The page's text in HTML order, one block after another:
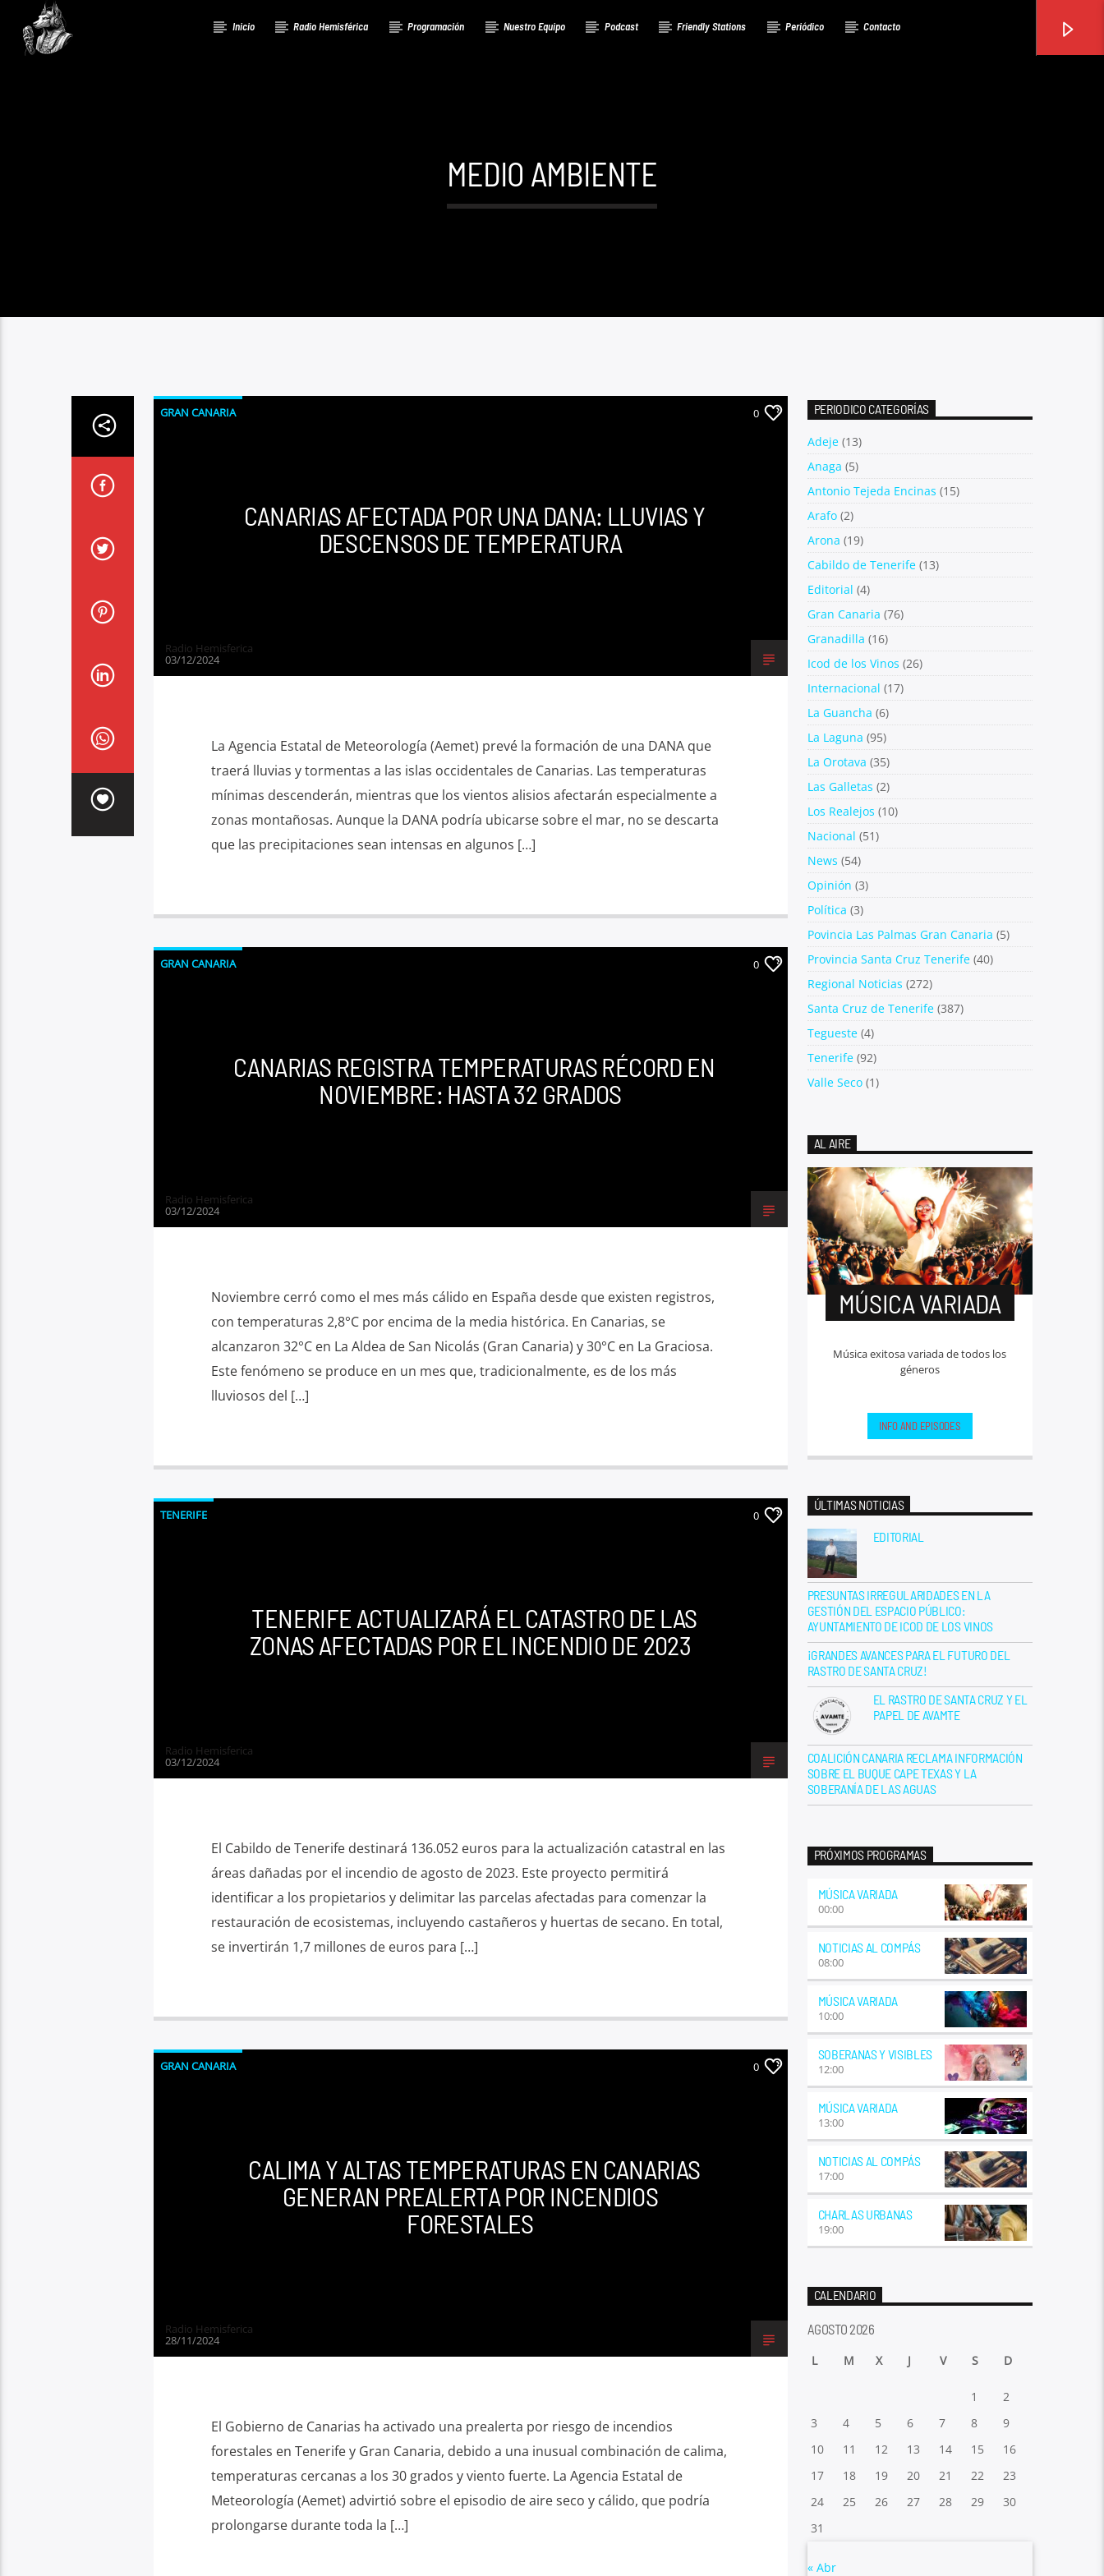
Inicio Radio Hemisférica Programación Nuestro Equipo Podcast Friendly Stations Periódico Contacto
MEDIO AMBIENTE
GRAN CANARIA 0
CANARIAS AFECTADA POR UNA DANA: LLUVIAS Y
DESCENSOS DE TEMPERATURA
Radio Hemisferica
03/12/2024
La Agencia Estatal de Meteorología (Aemet) prevé la formación de una DANA que
traerá lluvias y tormentas a las islas occidentales de Canarias. Las temperaturas
mínimas descenderán, mientras que los vientos alisios afectarán especialmente a
zonas montañosas. Aunque la DANA podría ubicarse sobre el mar, no se descarta
que las precipitaciones sean intensas en algunos […]
GRAN CANARIA 0
CANARIAS REGISTRA TEMPERATURAS RÉCORD EN
NOVIEMBRE: HASTA 32 GRADOS
Radio Hemisferica
03/12/2024
Noviembre cerró como el mes más cálido en España desde que existen registros,
con temperaturas 2,8°C por encima de la media histórica. En Canarias, se
alcanzaron 32°C en La Aldea de San Nicolás (Gran Canaria) y 30°C en La Graciosa.
Este fenómeno se produce en un mes que, tradicionalmente, es de los más
lluviosos del […]
TENERIFE 0
TENERIFE ACTUALIZARÁ EL CATASTRO DE LAS
ZONAS AFECTADAS POR EL INCENDIO DE 2023
Radio Hemisferica
03/12/2024
El Cabildo de Tenerife destinará 136.052 euros para la actualización catastral en las
áreas dañadas por el incendio de agosto de 2023. Este proyecto permitirá
identificar a los propietarios y delimitar las parcelas afectadas para comenzar la
restauración de ecosistemas, incluyendo castañeros y huertas de secano. En total,
se invertirán 1,7 millones de euros para […]
GRAN CANARIA 0
CALIMA Y ALTAS TEMPERATURAS EN CANARIAS
GENERAN PREALERTA POR INCENDIOS
FORESTALES
Radio Hemisferica
28/11/2024
El Gobierno de Canarias ha activado una prealerta por riesgo de incendios
forestales en Tenerife y Gran Canaria, debido a una inusual combinación de calima,
temperaturas cercanas a los 30 grados y viento fuerte. La Agencia Estatal de
Meteorología (Aemet) advirtió sobre el episodio de aire seco y cálido, que podría
prolongarse durante toda la […]
PERIODICO CATEGORÍAS
Adeje(13)
Anaga (5)
Antonio Tejeda Encinas (15)
Arafo(2)
Arona (19)
Cabildo de Tenerife(13)
Editorial (4)
Gran Canaria (76)
Granadilla (16)
Icod de los Vinos (26)
Internacional (17)
La Guancha (6)
La Laguna (95)
La Orotava (35)
Las Galletas (2)
Los Realejos (10)
Nacional (51)
News (54)
Opinión (3)
Política (3)
Povincia Las Palmas Gran Canaria (5)
Provincia Santa Cruz Tenerife(40)
Regional Noticias (272)
Santa Cruz de Tenerife(387)
Tegueste(4)
Tenerife(92)
Valle Seco(1)
AL AIRE
MÚSICA VARIADA
Música exitosa variada de todos los
géneros
INFO AND EPISODES
ÚLTIMAS NOTICIAS
EDITORIAL
PRESUNTAS IRREGULARIDADES EN LA
GESTIÓN DEL ESPACIO PÚBLICO:
AYUNTAMIENTO DE ICOD DE LOS VINOS
¡GRANDES AVANCES PARA EL FUTURO DEL
RASTRO DE SANTA CRUZ!
EL RASTRO DE SANTA CRUZ Y EL
PAPEL DE AVAMTE
COALICIÓN CANARIA RECLAMA INFORMACIÓN
SOBRE EL BUQUE CAPE TEXAS Y LA
SOBERANÍA DE LAS AGUAS
PRÓXIMOS PROGRAMAS
MÚSICA VARIADA
00:00
NOTICIAS AL COMPÁS
08:00
MÚSICA VARIADA
10:00
SOBERANAS Y VISIBLES
12:00
MÚSICA VARIADA
13:00
NOTICIAS AL COMPÁS
17:00
CHARLAS URBANAS
19:00
CALENDARIO
AGOSTO 2026
L M X J V S D
1
2
3
4 5 6 7 8
9
10
11 12 13 14 15
16
17
18 19 20 21 22
23
24
25 26 27 28 29
30
31
« Abr